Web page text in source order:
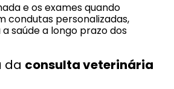
e os exames quando
condutas personalizadas,
saúde a longo prazo dos
da consulta veterinária